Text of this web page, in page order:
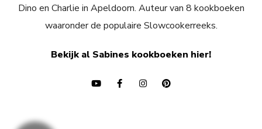
Dino en Charlie in Apeldoorn. Auteur van 8 kookboeken
waaronder de populaire Slowcookerreeks.
Bekijk al Sabines kookboeken hier!